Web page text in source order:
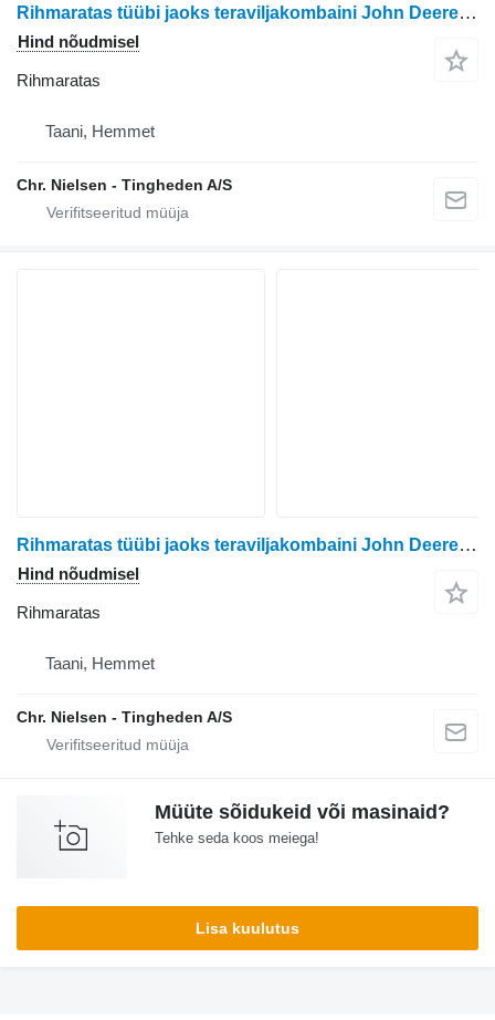
Rihmaratas tüübi jaoks teraviljakombaini John Deere 1065
Hind nõudmisel
Rihmaratas
Taani, Hemmet
Chr. Nielsen - Tingheden A/S
Rihmaratas tüübi jaoks teraviljakombaini John Deere 970
Hind nõudmisel
Rihmaratas
Taani, Hemmet
Chr. Nielsen - Tingheden A/S
Müüte sõidukeid või masinaid?
Tehke seda koos meiega!
Lisa kuulutus